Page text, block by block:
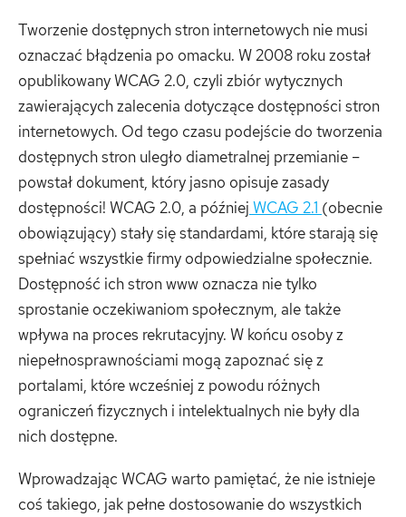
Tworzenie dostępnych stron internetowych nie musi
oznaczać błądzenia po omacku. W 2008 roku został
opublikowany WCAG 2.0, czyli zbiór wytycznych
zawierających zalecenia dotyczące dostępności stron
internetowych. Od tego czasu podejście do tworzenia
dostępnych stron uległo diametralnej przemianie –
powstał dokument, który jasno opisuje zasady
dostępności! WCAG 2.0, a później WCAG 2.1 (obecnie
obowiązujący) stały się standardami, które starają się
spełniać wszystkie firmy odpowiedzialne społecznie.
Dostępność ich stron www oznacza nie tylko
sprostanie oczekiwaniom społecznym, ale także
wpływa na proces rekrutacyjny. W końcu osoby z
niepełnosprawnościami mogą zapoznać się z
portalami, które wcześniej z powodu różnych
ograniczeń fizycznych i intelektualnych nie były dla
nich dostępne.
Wprowadzając WCAG warto pamiętać, że nie istnieje
coś takiego, jak pełne dostosowanie do wszystkich